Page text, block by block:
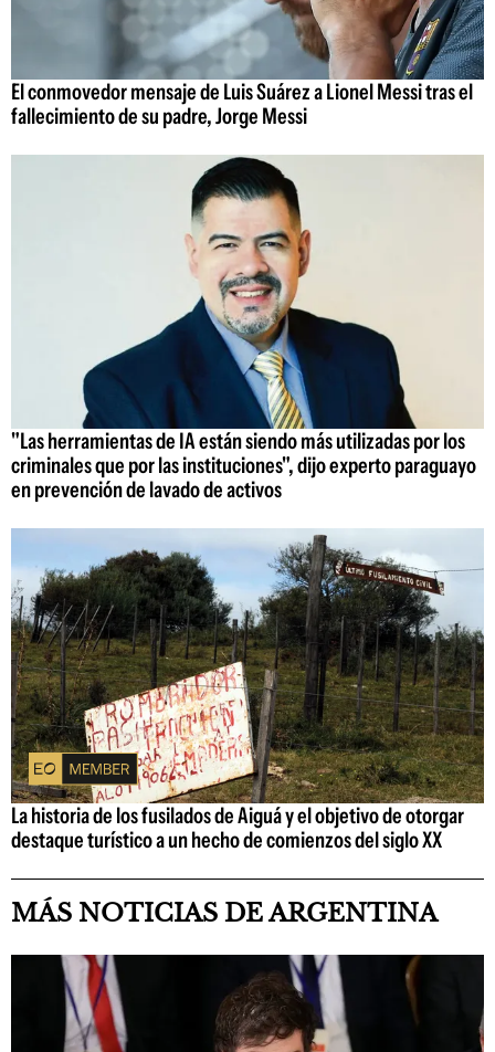
El conmovedor mensaje de Luis Suárez a Lionel Messi tras el
fallecimiento de su padre, Jorge Messi
"Las herramientas de IA están siendo más utilizadas por los
criminales que por las instituciones", dijo experto paraguayo
en prevención de lavado de activos
La historia de los fusilados de Aiguá y el objetivo de otorgar
destaque turístico a un hecho de comienzos del siglo XX
MÁS NOTICIAS DE ARGENTINA